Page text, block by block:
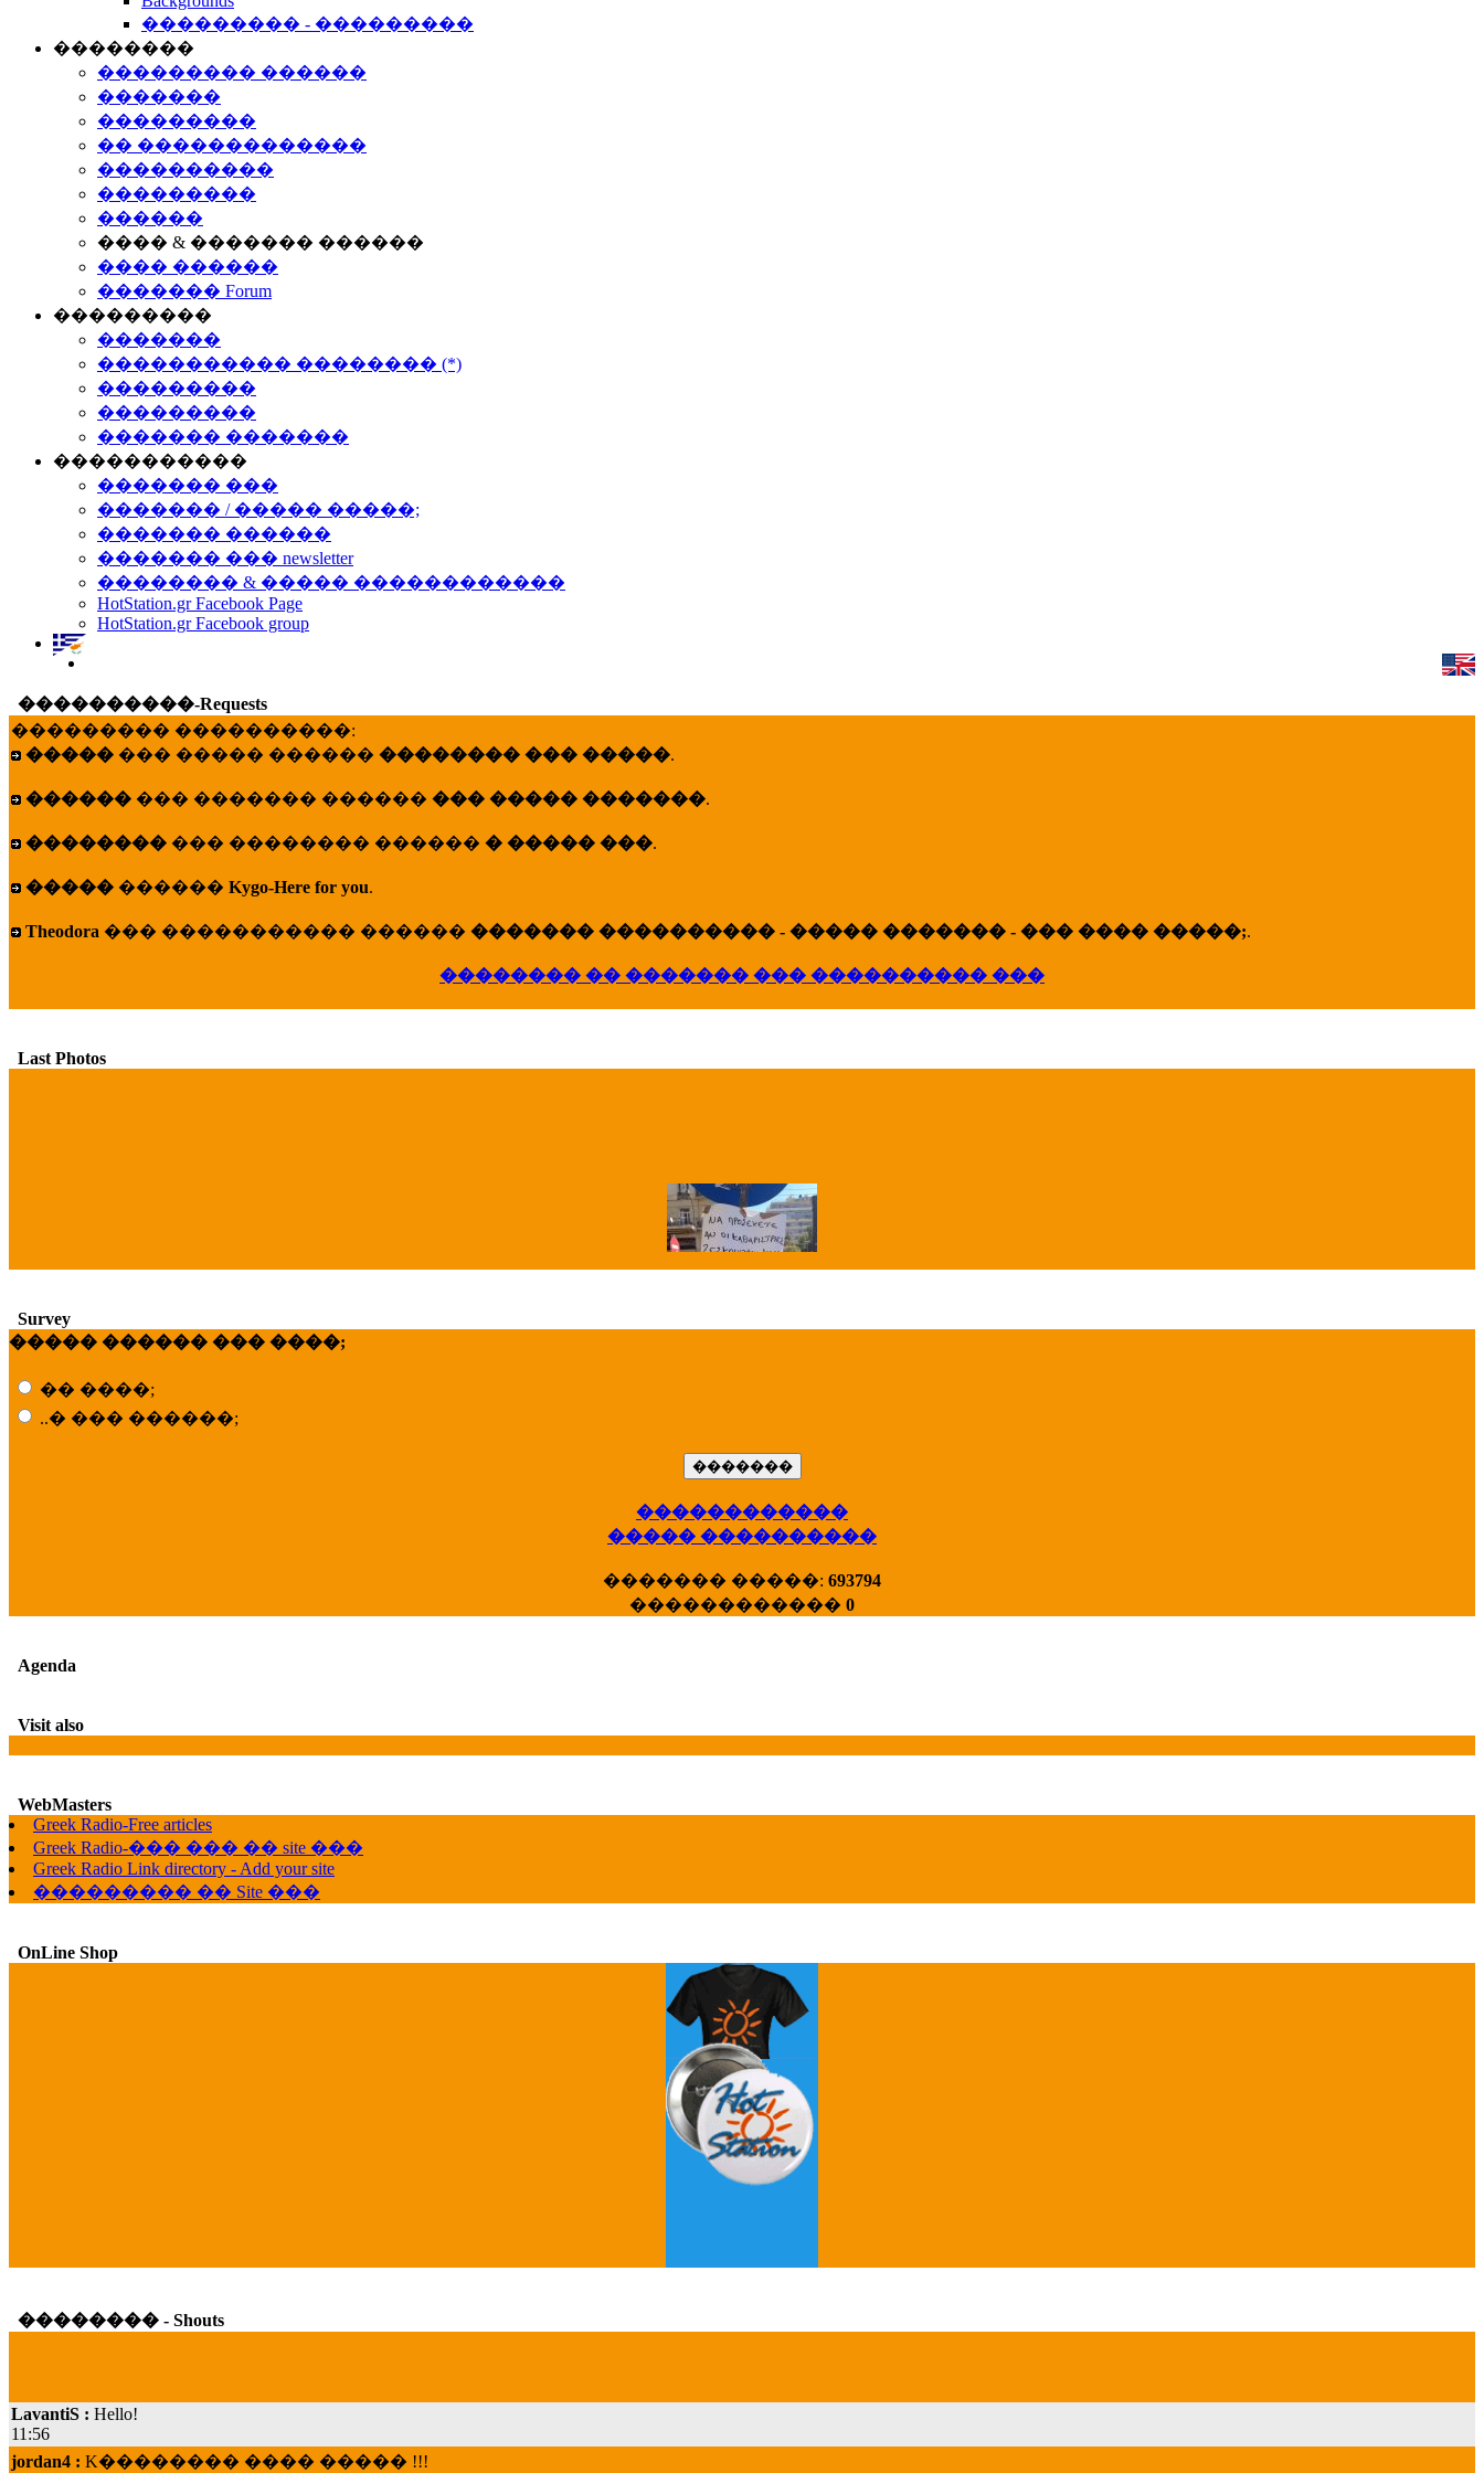
��������� - ���������
��������
��������� ������
�������
���������
�� �������������
����������
���������
������
���� & ������� ������
���� ������
������� Forum
���������
�������
����������� �������� (*)
���������
���������
������� �������
�����������
������� ���
������� / ����� �����;
������� ������
������� ��� newsletter
�������� & ����� ������������
HotStation.gr Facebook Page
HotStation.gr Facebook group
����������-Requests
��������� ����������:
����� ��� ����� ������ �������� ��� �����.
������ ��� ������� ������ ��� ����� �������.
�������� ��� �������� ������ � ����� ���.
����� ������ Kygo-Here for you.
Theodora ��� ����������� ������ ������� ���������� - ����� ������� - ��� ���� �����;.
�������� �� ������� ��� ���������� ���
Last Photos
X�����
����� HotStat
...
Grey's Anatomy
Survey
����� ������ ��� ����;
�� ����;
..� ��� ������;
������������
����� ����������
������� �����: 693794
������������ 0
Agenda
Visit also
WebMasters
Greek Radio-Free articles
Greek Radio-��� ��� �� site ���
Greek Radio Link directory - Add your site
��������� �� Site ���
OnLine Shop
�������� - Shouts
11:56
jordan4 :K�������� ���� ����� !!!
19:45